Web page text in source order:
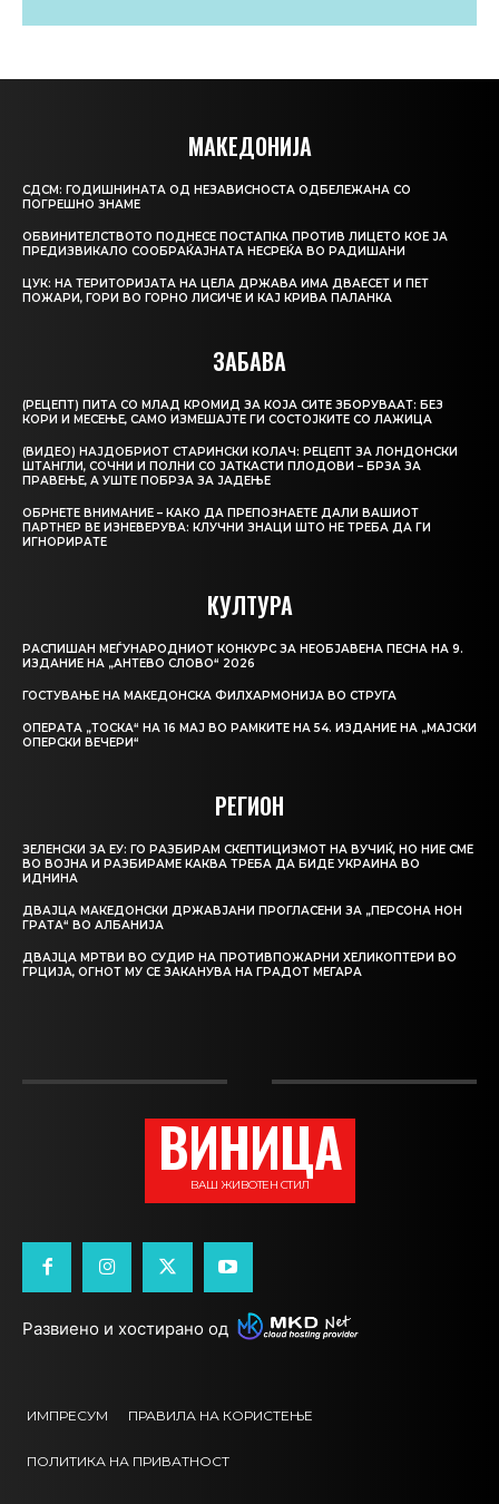
МАКЕДОНИЈА
СДСМ: ГОДИШНИНАТА ОД НЕЗАВИСНОСТА ОДБЕЛЕЖАНА СО
ПОГРЕШНО ЗНАМЕ
ОБВИНИТЕЛСТВОТО ПОДНЕСЕ ПОСТАПКА ПРОТИВ ЛИЦЕТО КОЕ ЈА
ПРЕДИЗВИКАЛО СООБРАЌАЈНАТА НЕСРЕЌА ВО РАДИШАНИ
ЦУК: НА ТЕРИТОРИЈАТА НА ЦЕЛА ДРЖАВА ИМА ДВАЕСЕТ И ПЕТ
ПОЖАРИ, ГОРИ ВО ГОРНО ЛИСИЧЕ И КАЈ КРИВА ПАЛАНКА
ЗАБАВА
(РЕЦЕПТ) ПИТА СО МЛАД КРОМИД ЗА КОЈА СИТЕ ЗБОРУВААТ: БЕЗ
КОРИ И МЕСЕЊЕ, САМО ИЗМЕШАЈТЕ ГИ СОСТОЈКИТЕ СО ЛАЖИЦА
(ВИДЕО) НАЈДОБРИОТ СТАРИНСКИ КОЛАЧ: РЕЦЕПТ ЗА ЛОНДОНСКИ
ШТАНГЛИ, СОЧНИ И ПОЛНИ СО ЈАТКАСТИ ПЛОДОВИ – БРЗА ЗА
ПРАВЕЊЕ, А УШТЕ ПОБРЗА ЗА ЈАДЕЊЕ
ОБРНЕТЕ ВНИМАНИЕ – КАКО ДА ПРЕПОЗНАЕТЕ ДАЛИ ВАШИОТ
ПАРТНЕР ВЕ ИЗНЕВЕРУВА: КЛУЧНИ ЗНАЦИ ШТО НЕ ТРЕБА ДА ГИ
ИГНОРИРАТЕ
КУЛТУРА
РАСПИШАН МЕЃУНАРОДНИОТ КОНКУРС ЗА НЕОБЈАВЕНА ПЕСНА НА 9.
ИЗДАНИЕ НА „АНТЕВО СЛОВО“ 2026
ГОСТУВАЊЕ НА МАКЕДОНСКА ФИЛХАРМОНИЈА ВО СТРУГА
ОПЕРАТА „ТОСКА“ НА 16 МАЈ ВО РАМКИТЕ НА 54. ИЗДАНИЕ НА „МАЈСКИ
ОПЕРСКИ ВЕЧЕРИ“
РЕГИОН
ЗЕЛЕНСКИ ЗА ЕУ: ГО РАЗБИРАМ СКЕПТИЦИЗМОТ НА ВУЧИЌ, НО НИЕ СМЕ
ВО ВОЈНА И РАЗБИРАМЕ КАКВА ТРЕБА ДА БИДЕ УКРАИНА ВО
ИДНИНА
ДВАЈЦА МАКЕДОНСКИ ДРЖАВЈАНИ ПРОГЛАСЕНИ ЗА „ПЕРСОНА НОН
ГРАТА“ ВО АЛБАНИЈА
ДВАЈЦА МРТВИ ВО СУДИР НА ПРОТИВПОЖАРНИ ХЕЛИКОПТЕРИ ВО
ГРЦИЈА, ОГНОТ МУ СЕ ЗАКАНУВА НА ГРАДОТ МЕГАРА
ВИНИЦА
ВАШ ЖИВОТЕН СТИЛ
Развиено и хостирано од
ИМПРЕСУМ ПРАВИЛА НА КОРИСТЕЊЕ
ПОЛИТИКА НА ПРИВАТНОСТ